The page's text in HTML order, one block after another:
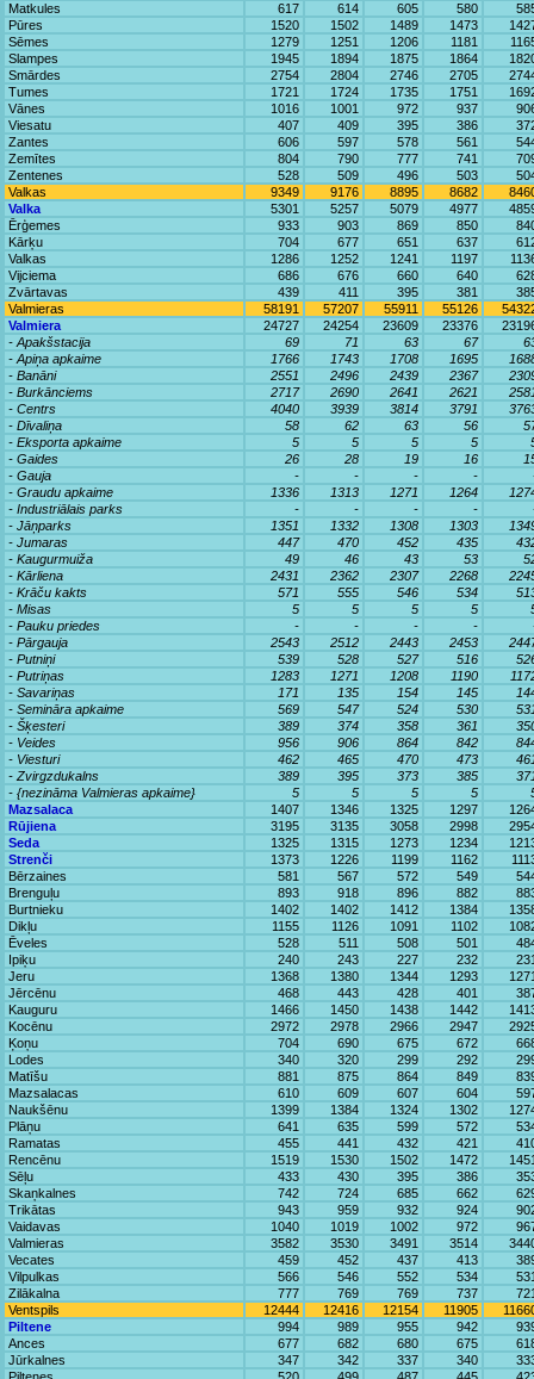
Matkules
617 614 605 580
Pūres
1520 1502 1489 1473
Sēmes
1279 1251 1206 1181
Slampes
1945 1894 1875 1864
Smārdes
2754 2804 2746 2705
Tumes
1721 1724 1735 1751
Vānes
1016 1001 972 937
Viesatu
407 409 395 386
Zantes
606 597 578 561
Zemītes
804 790 777 741
Zentenes
528 509 496 503
Valkas
9349 9176 8895 8682
Valka
5301 5257 5079 4977
Ērģemes
933 903 869 850
Kārķu
704 677 651 637
Valkas
1286 1252 1241 1197
Vijciema
686 676 660 640
Zvārtavas
439 411 395 381
Valmieras
58191 57207 55911 55126
Valmiera
24727 24254 23609 23376
- Apakšstacija
69 71 63 67
- Apiņa apkaime
1766 1743 1708 1695
- Banāni
2551 2496 2439 2367
- Burkānciems
2717 2690 2641 2621
- Centrs
4040 3939 3814 3791
- Dīvaliņa
58 62 63 56
- Eksporta apkaime
5 5 5 5
- Gaides
26 28 19 16
- Gauja
- - - -
- Graudu apkaime
1336 1313 1271 1264
- Industriālais parks
- - - -
- Jāņparks
1351 1332 1308 1303
- Jumaras
447 470 452 435
- Kaugurmuiža
49 46 43 53
- Kārliena
2431 2362 2307 2268
- Krāču kakts
571 555 546 534
- Misas
5 5 5 5
- Pauku priedes
- - - -
- Pārgauja
2543 2512 2443 2453
- Putniņi
539 528 527 516
- Putriņas
1283 1271 1208 1190
- Savariņas
171 135 154 145
- Semināra apkaime
569 547 524 530
- Šķesteri
389 374 358 361
- Veides
956 906 864 842
- Viesturi
462 465 470 473
- Zvirgzdukalns
389 395 373 385
- {nezināma Valmieras apkaime}
5 5 5 5
Mazsalaca
1407 1346 1325 1297
Rūjiena
3195 3135 3058 2998
Seda
1325 1315 1273 1234
Strenči
1373 1226 1199 1162
Bērzaines
581 567 572 549
Brenguļu
893 918 896 882
Burtnieku
1402 1402 1412 1384
Dikļu
1155 1126 1091 1102
Ēveles
528 511 508 501
Ipiķu
240 243 227 232
Jeru
1368 1380 1344 1293
Jērcēnu
468 443 428 401
Kauguru
1466 1450 1438 1442
Kocēnu
2972 2978 2966 2947
Ķoņu
704 690 675 672
Lodes
340 320 299 292
Matīšu
881 875 864 849
Mazsalacas
610 609 607 604
Naukšēnu
1399 1384 1324 1302
Plāņu
641 635 599 572
Ramatas
455 441 432 421
Rencēnu
1519 1530 1502 1472
Sēļu
433 430 395 386
Skaņkalnes
742 724 685 662
Trikātas
943 959 932 924
Vaidavas
1040 1019 1002 972
Valmieras
3582 3530 3491 3514
Vecates
459 452 437 413
Vilpulkas
566 546 552 534
Zilākalna
777 769 769 737
Ventspils
12444 12416 12154 11905
Piltene
994 989 955 942
Ances
677 682 680 675
Jūrkalnes
347 342 337 340